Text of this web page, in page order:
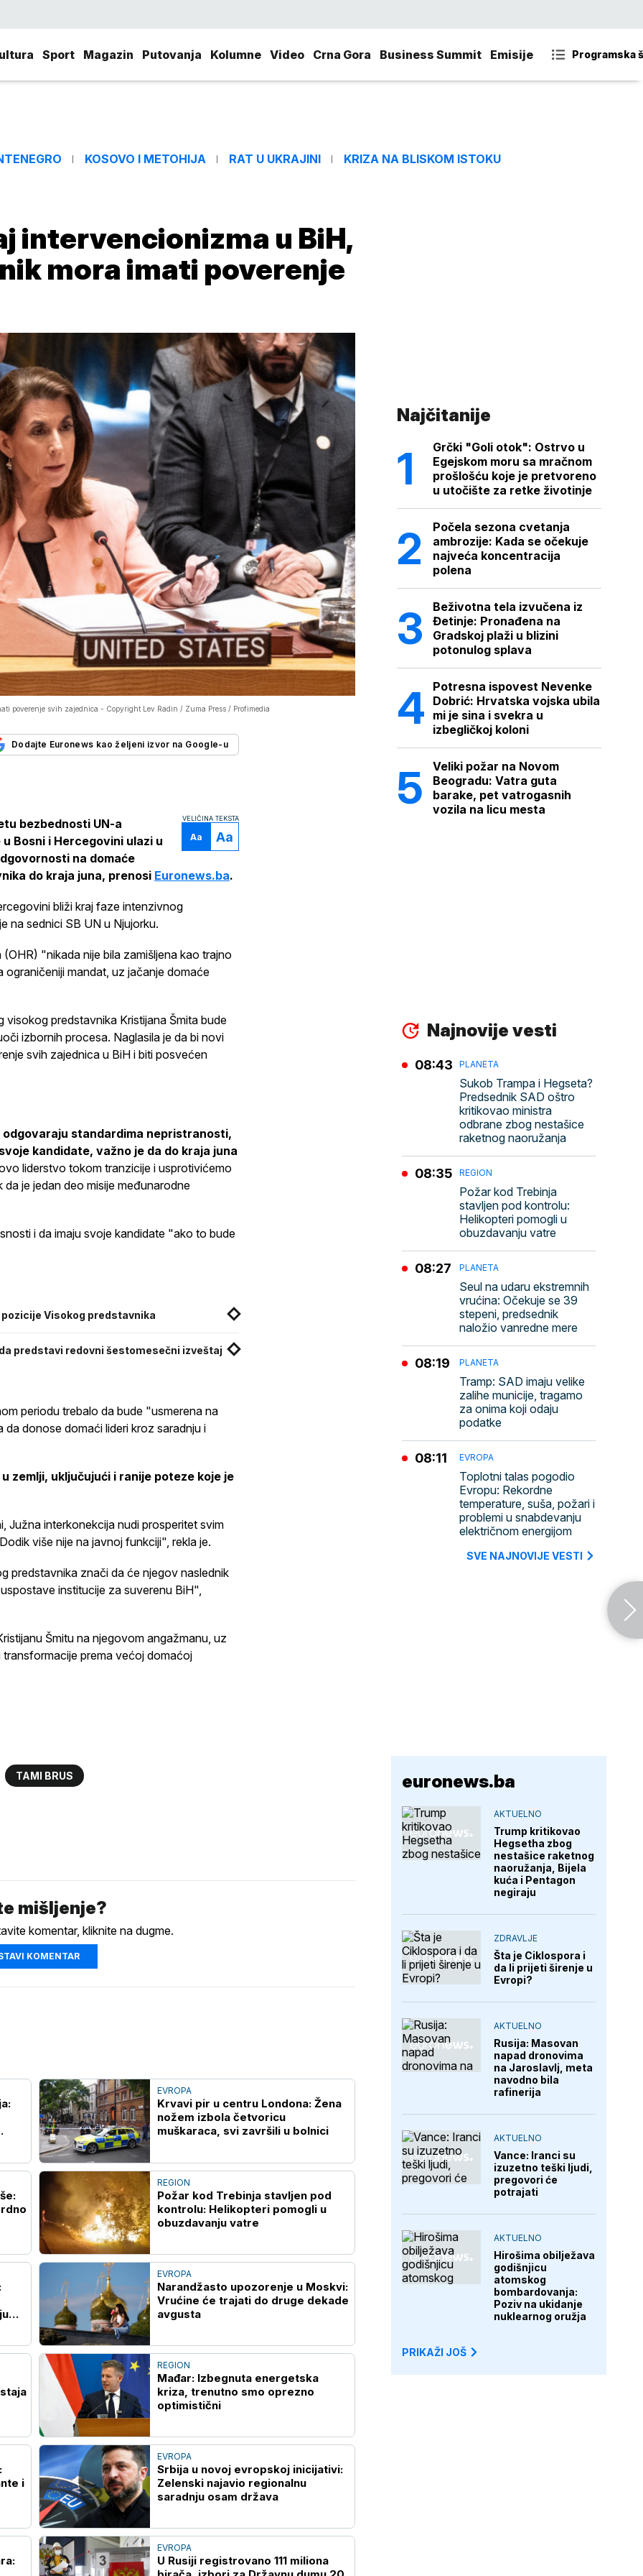
Sport Magazin Putovanja Kolumne Video Crna Gora Business Summit Emisije Programska
KOSOVO I METOHIJA RAT U UKRAJINI KRIZA NA BLISKOM ISTOKU
intervencionizma u BiH,
mora imati poverenje
poverenje svih zajednica - Copyright Lev Radin / Zuma Press / Profimedia
Dodajte Euronews kao željeni izvor na Google-u
VELIČINA TEKSTA
Aa Aa
bezbednosti UN-a
Bosni i Hercegovini ulazi u
na domaće
do kraja juna, prenosi Euronews.ba.
bliži kraj faze intenzivnog
na sednici SB UN u Njujorku.
"nikada nije bila zamišljena kao trajno
ograničeniji mandat, uz jačanje domaće
visokog predstavnika Kristijana Šmita bude
izbornih procesa. Naglasila je da bi novi
svih zajednica u BiH i biti posvećen
odgovaraju standardima nepristranosti,
kandidate, važno je da do kraja juna
liderstvo tokom tranzicije i usprotivićemo
da je jedan deo misije međunarodne
i da imaju svoje kandidate "ako to bude
pozicije Visokog predstavnika
predstavi redovni šestomesečni izveštaj
periodu trebalo da bude "usmerena na
da donose domaći lideri kroz saradnju i
zemlji, uključujući i ranije poteze koje je
Južna interkonekcija nudi prosperitet svim
više nije na javnoj funkciji", rekla je.
predstavnika znači da će njegov naslednik
institucije za suverenu BiH",
Šmitu na njegovom angažmanu, uz
transformacije prema većoj domaćoj
TAMI BRUS
mišljenje?
komentar, kliknite na dugme.
KOMENTAR
EVROPA
Krvavi pir u centru Londona: Žena
nožem izbola četvoricu
muškaraca, svi završili u bolnici
REGION
Požar kod Trebinja stavljen pod
kontrolu: Helikopteri pomogli u
obuzdavanju vatre
EVROPA
Narandžasto upozorenje u Moskvi:
Vrućine će trajati do druge dekade
avgusta
REGION
Mađar: Izbegnuta energetska
kriza, trenutno smo oprezno
optimistični
i
EVROPA
Srbija u novoj evropskoj inicijativi:
Zelenski najavio regionalnu
saradnju osam država
EVROPA
U Rusiji registrovano 111 miliona
Najčitanije
Grčki "Goli otok": Ostrvo u
Egejskom moru sa mračnom
prošlošću koje je pretvoreno
u utočište za retke životinje
Počela sezona cvetanja
ambrozije: Kada se očekuje
najveća koncentracija
polena
Beživotna tela izvučena iz
Đetinje: Pronađena na
Gradskoj plaži u blizini
potonulog splava
Potresna ispovest Nevenke
Dobrić: Hrvatska vojska ubila
mi je sina i svekra u
izbegličkoj koloni
Veliki požar na Novom
Beogradu: Vatra guta
barake, pet vatrogasnih
vozila na licu mesta
Najnovije vesti
PLANETA
Sukob Trampa i Hegseta?
Predsednik SAD oštro
kritikovao ministra
odbrane zbog nestašice
raketnog naoružanja
08:43
REGION
Požar kod Trebinja
stavljen pod kontrolu:
Helikopteri pomogli u
obuzdavanju vatre
08:35
PLANETA
Seul na udaru ekstremnih
vrućina: Očekuje se 39
stepeni, predsednik
naložio vanredne mere
08:27
PLANETA
Tramp: SAD imaju velike
zalihe municije, tragamo
za onima koji odaju
podatke
08:19
EVROPA
Toplotni talas pogodio
Evropu: Rekordne
temperature, suša, požari i
problemi u snabdevanju
električnom energijom
08:11
SVE NAJNOVIJE VESTI
euronews.ba
AKTUELNO
Trump kritikovao
Hegsetha zbog
nestašice raketnog
naoružanja, Bijela
kuća i Pentagon
negiraju
ZDRAVLJE
Šta je Ciklospora i
da li prijeti širenje u
Evropi?
AKTUELNO
Rusija: Masovan
napad dronovima
na Jaroslavlj, meta
navodno bila
rafinerija
AKTUELNO
Vance: Iranci su
izuzetno teški ljudi,
pregovori će
potrajati
AKTUELNO
Hirošima obilježava
godišnjicu
atomskog
bombardovanja:
Poziv na ukidanje
nuklearnog oružja
PRIKAŽI JOŠ